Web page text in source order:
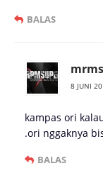
BALAS
8 JUNI
kampas ori
.ori nggaknya
BALAS